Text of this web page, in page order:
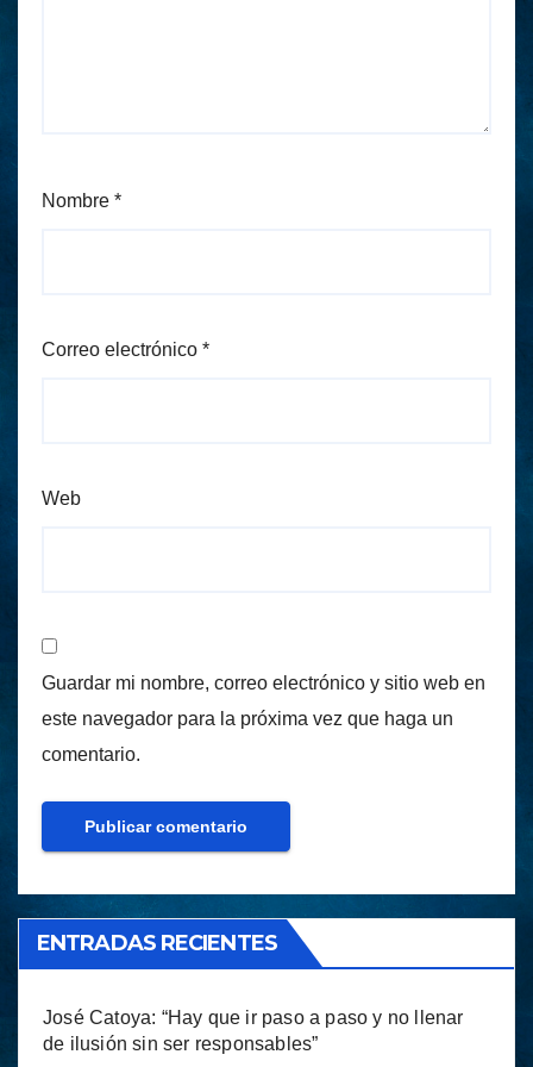
Nombre *
Correo electrónico *
Web
Guardar mi nombre, correo electrónico y sitio web en
este navegador para la próxima vez que haga un
comentario.
ENTRADAS RECIENTES
José Catoya: “Hay que ir paso a paso y no llenar
de ilusión sin ser responsables”